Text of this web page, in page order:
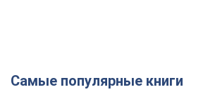
Самые популярные книги